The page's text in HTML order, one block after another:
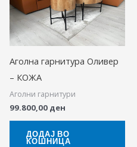
Аголна гарнитура Оливер
– КОЖА
Аголни гарнитури
99.800,00 ден
ДОДАЈ ВО
КОШНИЦА